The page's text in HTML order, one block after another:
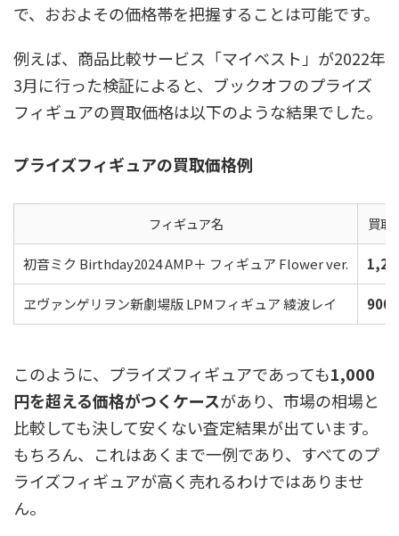
で、おおよその価格帯を把握することは可能です。
例えば、商品比較サービス「マイベスト」が2022年
3月に行った検証によると、ブックオフのプライズ
フィギュアの買取価格は以下のような結果でした。
プライズフィギュアの買取価格例
フィギュア名 買取
初音ミク Birthday2024 AMP＋ フィギュア Flower ver.
ヱヴァンゲリヲン新劇場版 LPMフィギュア 綾波レイ 900
このように、プライズフィギュアであっても1,000
円を超える価格がつくケースがあり、市場の相場と
比較しても決して安くない査定結果が出ています。
もちろん、これはあくまで一例であり、すべてのプ
ライズフィギュアが高く売れるわけではありませ
ん。